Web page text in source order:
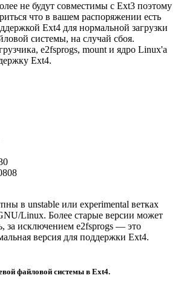
не будут совместимы с Ext3 поэтому
что в вашем распоряжении есть
Ext4 для нормальной загрузки
системы, на случай сбоя.
e2fsprogs, mount и ядро Linux'а
Ext4.
в unstable или experimental ветках
Linux. Более старые версии может
за исключением e2fsprogs — это
версия для поддержки Ext4.
файловой системы в Ext4.